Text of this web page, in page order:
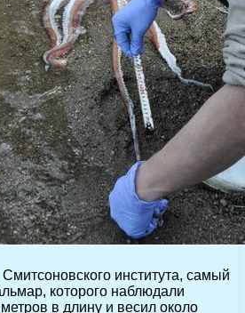
института, самый
которого наблюдали
в длину и весил около